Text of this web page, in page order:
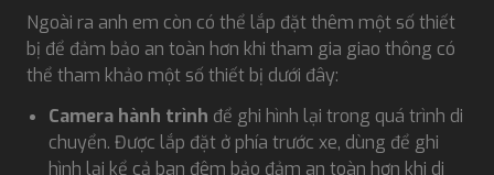
Ngoài ra anh em còn có thể lắp đặt thêm một số thiết
bị để đảm bảo an toàn hơn khi tham gia giao thông có
thể tham khảo một số thiết bị dưới đây:
Camera hành trình để ghi hình lại trong quá trình di
chuyển. Được lắp đặt ở phía trước xe, dùng để ghi
hình lại kể cả ban đêm bảo đảm an toàn hơn khi di